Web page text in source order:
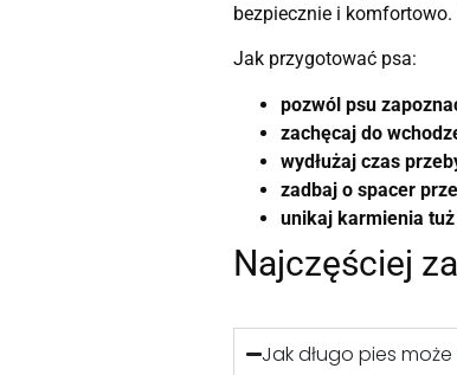
bezpiecznie i
Jak przygotować psa:
pozwól psu
zachęcaj do
wydłużaj czas
zadbaj o spacer
unikaj karmienia
Najczęściej
Jak długo pies